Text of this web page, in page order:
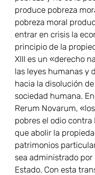
produce pobreza
pobreza moral
entrar en crisis la
principio de la
XIII es un «derecho
las leyes humanas y
hacia la disolución
sociedad humana.
Rerum Novarum,
pobres el odio
que abolir la
patrimonios
sea administrado
Estado. Con esta